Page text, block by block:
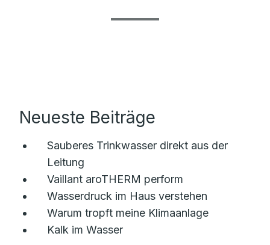
Neueste Beiträge
Sauberes Trinkwasser direkt aus der
Leitung
Vaillant aroTHERM perform
Wasserdruck im Haus verstehen
Warum tropft meine Klimaanlage
Kalk im Wasser